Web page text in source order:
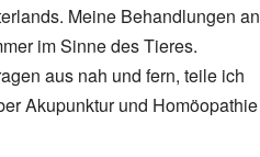
Meine Behandlungen an
im Sinne des Tieres.
aus nah und fern, teile ich
Akupunktur und Homöopathie